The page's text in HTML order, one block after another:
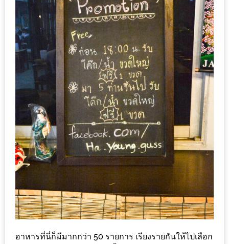
10
รีวิว
ร้าน
อาหาร
ที่
เข้า
ชม
ที่สุด
ประจำ
ปี
2557
กิจกรรม
ชิง
รางวัล
กับ
อาหารที่นี่ก็มีมากกว่า 50 รายการ เรียงรายกันให้ไปเลือก